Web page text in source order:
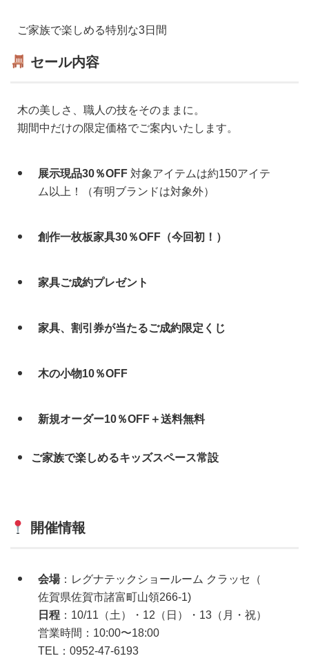
ご家族で楽しめる特別な3日間
セール内容
木の美しさ、職人の技をそのままに。
期間中だけの限定価格でご案内いたします。
展示現品30％OFF 対象アイテムは約150アイテ
ム以上！（有明ブランドは対象外）
創作一枚板家具30％OFF（今回初！）
家具ご成約プレゼント
家具、割引券が当たるご成約限定くじ
木の小物10％OFF
新規オーダー10％OFF＋送料無料
ご家族で楽しめるキッズスペース常設
開催情報
会場：レグナテックショールーム クラッセ（
佐賀県佐賀市諸富町山領266-1)
日程 ：10/11（土）・12（日）・13（月・祝）
営業時間：10:00〜18:00
TEL：0952-47-6193